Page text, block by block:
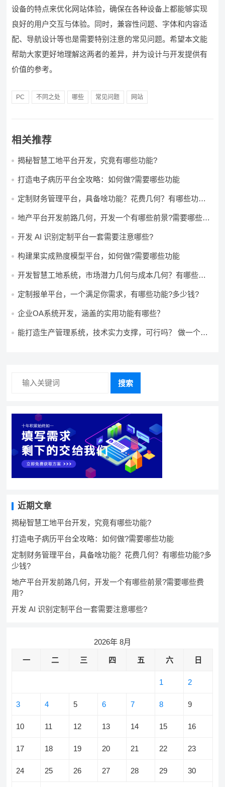
设备的特点来优化网站体验，确保在各种设备上都能够实现
良好的用户交互与体验。同时，兼容性问题、字体和内容适
配、导航设计等也是需要特别注意的常见问题。希望本文能
帮助大家更好地理解这两者的差异，并为设计与开发提供有
价值的参考。
PC 不同之处 哪些 常见问题 网站
相关推荐
揭秘智慧工地平台开发，究竟有哪些功能?
打造电子病历平台全攻略：如何做?需要哪些功能
定制财务管理平台，具备啥功能？花费几何？有哪些功能?
地产平台开发前路几何，开发一个有哪些前景?需要哪些费
开发 AI 识别定制平台一套需要注意哪些?
构建果实成熟度模型平台，如何做?需要哪些功能
开发智慧工地系统，市场潜力几何与成本几何？有哪些前
定制报单平台，一个满足你需求，有哪些功能?多少钱?
企业OA系统开发，涵盖的实用功能有哪些？
能打造生产管理系统，技术实力支撑，可行吗？ 做一个高
搜索
近期文章
揭秘智慧工地平台开发，究竟有哪些功能?
打造电子病历平台全攻略：如何做?需要哪些功能
定制财务管理平台，具备啥功能？花费几何？有哪些功能?多
少钱?
地产平台开发前路几何，开发一个有哪些前景?需要哪些费
用?
开发 AI 识别定制平台一套需要注意哪些?
2026年 8月
一 二 三 四 五 六 日
1 2
3 4 5 6 7 8 9
10 11 12 13 14 15 16
17 18 19 20 21 22 23
24 25 26 27 28 29 30